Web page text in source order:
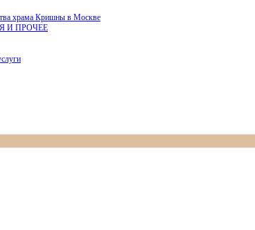
храма Кришны в Москве
И ПРОЧЕЕ